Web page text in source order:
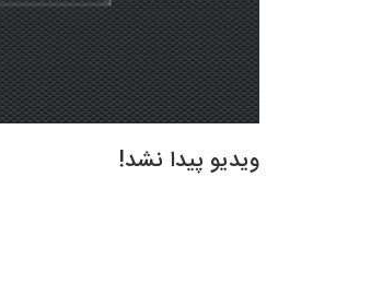
ویدیو پیدا نشد!